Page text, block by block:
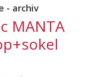
- archiv
MANTA